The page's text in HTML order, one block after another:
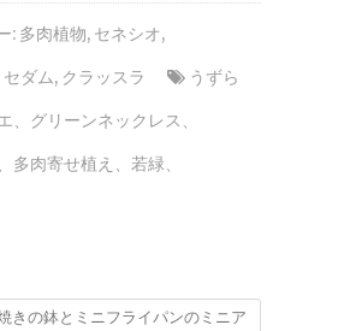
: 多肉植物, セネシオ,
セダム, クラッスラ
うずら
、 グリーンネックレス 、
、 多肉寄せ植え 、 若緑、
きの鉢とミニフライパンのミニア